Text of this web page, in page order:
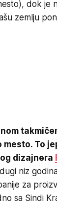
dok je
zemlju
mesto. To
dizajnera
niz
za
sa Sindi